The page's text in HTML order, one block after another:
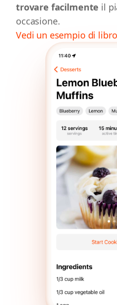
trovare facilmente il
occasione.
Vedi un esempio di